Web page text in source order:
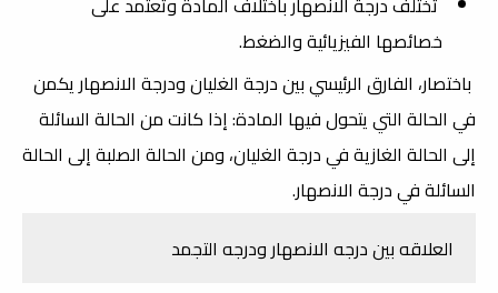
خصائصها الفيزيائية والضغط.
باختصار، الفارق الرئيسي بين درجة الغليان ودرجة الانصهار يكمن
في الحالة التي يتحول فيها المادة: إذا كانت من الحالة السائلة
إلى الحالة الغازية في درجة الغليان، ومن الحالة الصلبة إلى الحالة
السائلة في درجة الانصهار.
العلاقه بين درجه الانصهار ودرجه التجمد